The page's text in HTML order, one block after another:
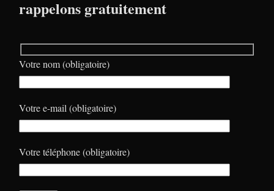
rappelons gratuitement
Votre nom (obligatoire)
Votre e-mail (obligatoire)
Votre téléphone (obligatoire)